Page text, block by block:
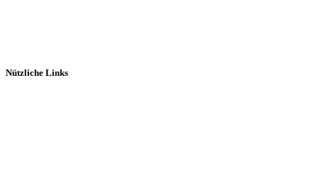
Nützliche Links